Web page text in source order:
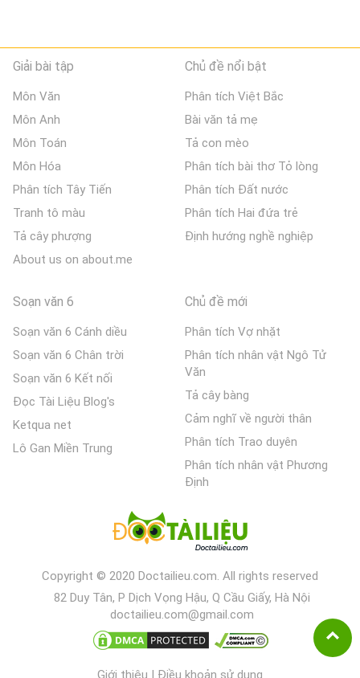
Giải bài tập
Môn Văn
Môn Anh
Môn Toán
Môn Hóa
Phân tích Tây Tiến
Tranh tô màu
Tả cây phượng
About us on about.me
Chủ đề nổi bật
Phân tích Việt Bắc
Bài văn tả mẹ
Tả con mèo
Phân tích bài thơ Tỏ lòng
Phân tích Đất nước
Phân tích Hai đứa trẻ
Định hướng nghề nghiệp
Soạn văn 6
Soạn văn 6 Cánh diều
Soạn văn 6 Chân trời
Soạn văn 6 Kết nối
Đọc Tài Liệu Blog's
Ketqua net
Lô Gan Miền Trung
Chủ đề mới
Phân tích Vợ nhặt
Phân tích nhân vật Ngô Tử
Văn
Tả cây bàng
Cảm nghĩ về người thân
Phân tích Trao duyên
Phân tích nhân vật Phương
Định
Copyright © 2020 Doctailieu.com. All rights reserved
82 Duy Tân, P Dịch Vọng Hậu, Q Cầu Giấy, Hà Nội
doctailieu.com@gmail.com
Giới thiệu | Điều khoản sử dụng